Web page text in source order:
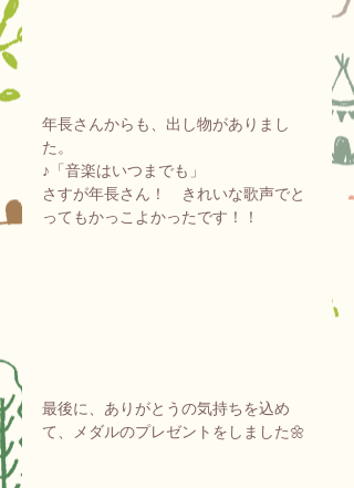
年長さんからも、出し物がありまし
た。
♪「音楽はいつまでも」
さすが年長さん！　きれいな歌声でと
ってもかっこよかったです！！
最後に、ありがとうの気持ちを込め
て、メダルのプレゼントをしました🌼